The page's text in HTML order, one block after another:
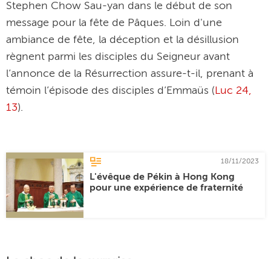
Stephen Chow Sau-yan dans le début de son
message pour la fête de Pâques. Loin d'une
ambiance de fête, la déception et la désillusion
règnent parmi les disciples du Seigneur avant
l’annonce de la Résurrection assure-t-il, prenant à
témoin l’épisode des disciples d’Emmaüs ( Luc 24,
13).
18/11/2023
L'évêque de Pékin à Hong Kong
pour une expérience de fraternité